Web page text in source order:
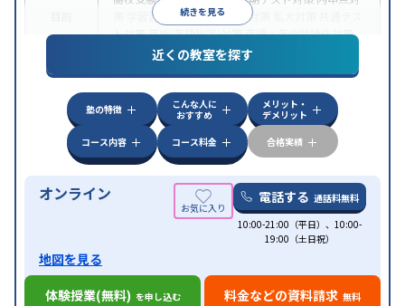
続きを見る
学習習慣の定着国公立大対策
ト対策英検(英語検定)対策英語・英会話特化対策
特徴
中高一貫校生に対応授業の振替可能
学習にPC・タブレットを利用オンライン対応1
科目から受講可能
近くの教室を探す
塾の特徴
こんな人に
おすすめ
メリット・
デメリット
コース内容
コース料金 合格実績
オンライン 電話する 通話料無料
10:00-21:00（平日）、10:00-
19:00（土日祝）
地図を見る
体験授業(無料) を申し込む 料金などの資料請求 無料